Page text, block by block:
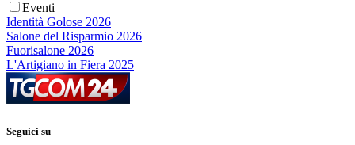
Eventi
Identità Golose 2026
Salone del Risparmio 2026
Fuorisalone 2026
L'Artigiano in Fiera 2025
Seguici su